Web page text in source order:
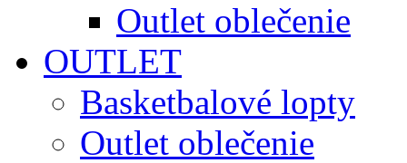
Outlet oblečenie
OUTLET
Basketbalové lopty
Outlet oblečenie